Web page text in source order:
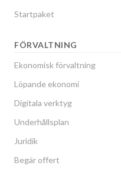
Startpaket
FÖRVALTNING
Ekonomisk förvaltning
Löpande ekonomi
Digitala verktyg
Underhållsplan
Juridik
Begär offert